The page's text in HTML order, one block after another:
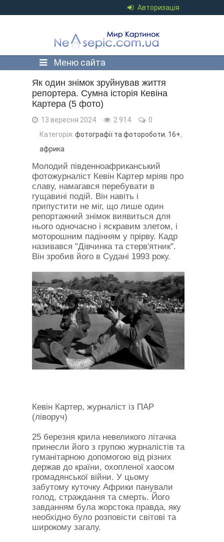
Авторизація
Меню сайта
Як один знімок зруйнував життя
репортера. Сумна історія Кевіна
Картера (5 фото)
13 вересня 2024 2 914
0
Категорія: фотографії та фотороботи, 16+,
африка
Молодий південноафриканський
фотожурналіст Кевін Картер мріяв про
славу, намагався перебувати в
гущавині подій. Він навіть і
припустити не міг, що лише один
репортажний знімок виявиться для
нього одночасно і яскравим злетом, і
моторошним падінням у прірву. Кадр
називався "Дівчинка та стерв'ятник".
Він зробив його в Судані 1993 року.
Кевін Картер, журналіст із ПАР
(ліворуч)
25 березня крила невеликого літачка
принесли його з групою журналістів та
гуманітарною допомогою від різних
держав до країни, охопленої хаосом
громадянської війни. У цьому
забутому куточку Африки панували
голод, страждання та смерть. Його
завданням була жорстока правда, яку
необхідно було розповісти світові та
широкому загалу.